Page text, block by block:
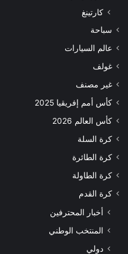
كارتينغ
سباحة
عالم السيارات
غولف
غير مصنف
كأس أمم إفريقيا 2025
كأس العالم 2026
كرة السلة
كرة الطائرة
كرة الطاولة
كرة القدم
أخبار المحترفين
المنتخب الوطني
دولي